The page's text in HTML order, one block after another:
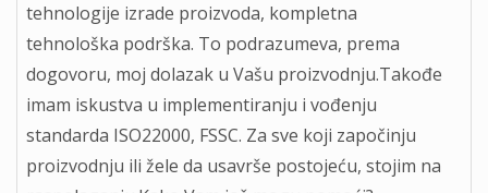
tehnologije izrade proizvoda, kompletna
tehnološka podrška. To podrazumeva, prema
dogovoru, moj dolazak u Vašu proizvodnju.Takođe
imam iskustva u implementiranju i vođenju
standarda ISO22000, FSSC. Za sve koji započinju
proizvodnju ili žele da usavrše postojeću, stojim na